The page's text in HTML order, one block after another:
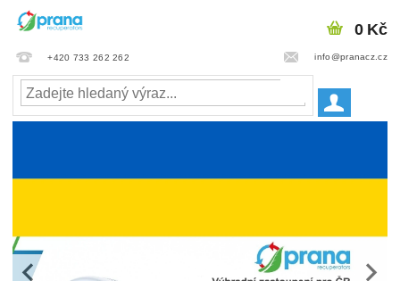
+420 733 262 262 info@pranacz.cz
0 Kč